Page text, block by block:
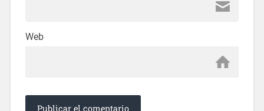
Web